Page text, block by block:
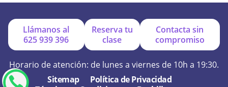
+ ¿Por qué online?
Llámanos al
625 939 396
Reserva tu
clase
Contacta sin
compromiso
Horario de atención: de lunes a viernes de 10h a 19:30.
Sitemap
Política de Privacidad